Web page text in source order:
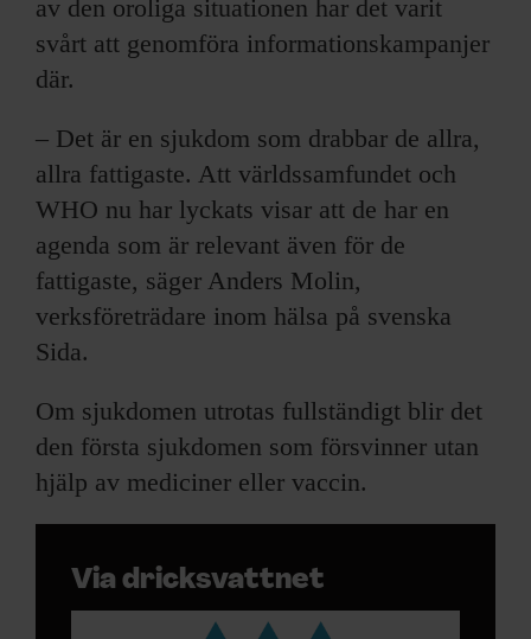
av den oroliga situationen har det varit
svårt att genomföra informationskampanjer
där.
– Det är en sjukdom som drabbar de allra,
allra fattigaste. Att världssamfundet och
WHO nu har lyckats visar att de har en
agenda som är relevant även för de
fattigaste, säger Anders Molin,
verksföreträdare inom hälsa på svenska
Sida.
Om sjukdomen utrotas fullständigt blir det
den första sjukdomen som försvinner utan
hjälp av mediciner eller vaccin.
Via dricksvattnet